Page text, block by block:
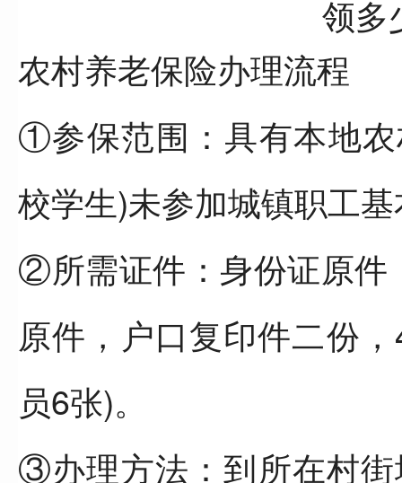
农村养老保险办理流程
①参保范围：具有本地
校学生)未参加城镇职工
②所需证件：身份证原件
原件，户口复印件二份
员6张)。
③办理方法：到所在村